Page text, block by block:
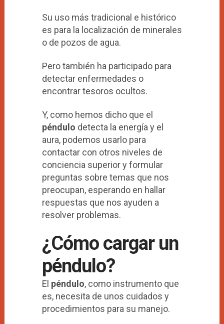
Su uso más tradicional e histórico
es para la localización de minerales
o de pozos de agua.
Pero también ha participado para
detectar enfermedades o
encontrar tesoros ocultos.
Y, como hemos dicho que el
péndulo detecta la energía y el
aura, podemos usarlo para
contactar con otros niveles de
conciencia superior y formular
preguntas sobre temas que nos
preocupan, esperando en hallar
respuestas que nos ayuden a
resolver problemas.
¿Cómo cargar un
péndulo?
El péndulo, como instrumento que
es, necesita de unos cuidados y
procedimientos para su manejo.